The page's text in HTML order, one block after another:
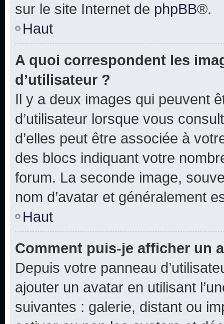
sur le site Internet de phpBB®.
Haut
A quoi correspondent les
d’utilisateur ?
Il y a deux images qui peuvent
d’utilisateur lorsque vous
d’elles peut être associée à
des blocs indiquant votre
forum. La seconde image,
nom d’avatar et généralement
Haut
Comment puis-je afficher un
Depuis votre panneau
ajouter un avatar en utilisant
suivantes : galerie, distant ou